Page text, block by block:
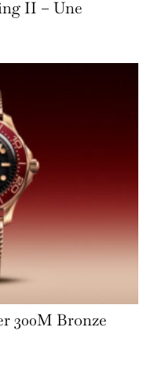
II – Une
300M Bronze